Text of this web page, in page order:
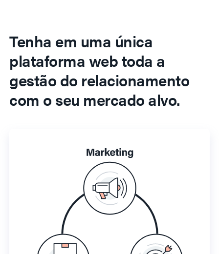
Tenha em uma única
plataforma web toda a
gestão do relacionamento
com o seu mercado alvo.